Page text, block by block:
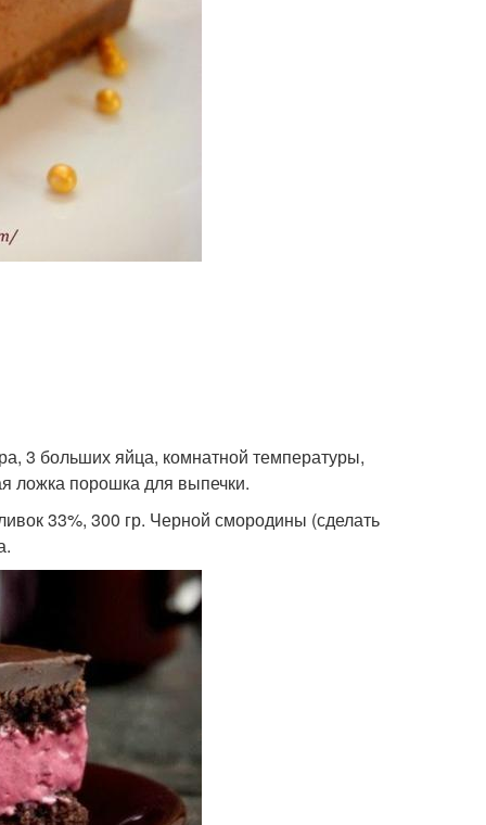
3 больших яйца, комнатной температуры,
ложка порошка для выпечки.
33%, 300 гр. Черной смородины (сделать